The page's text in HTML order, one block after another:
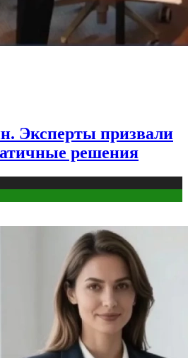
Эксперты призвали
решения